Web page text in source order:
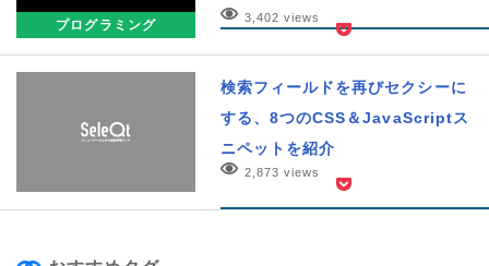
プログラミング 3,402 views
検索フィールドを再びセクシーに
する、8つのCSS＆JavaScriptス
ニペットを紹介
2,873 views